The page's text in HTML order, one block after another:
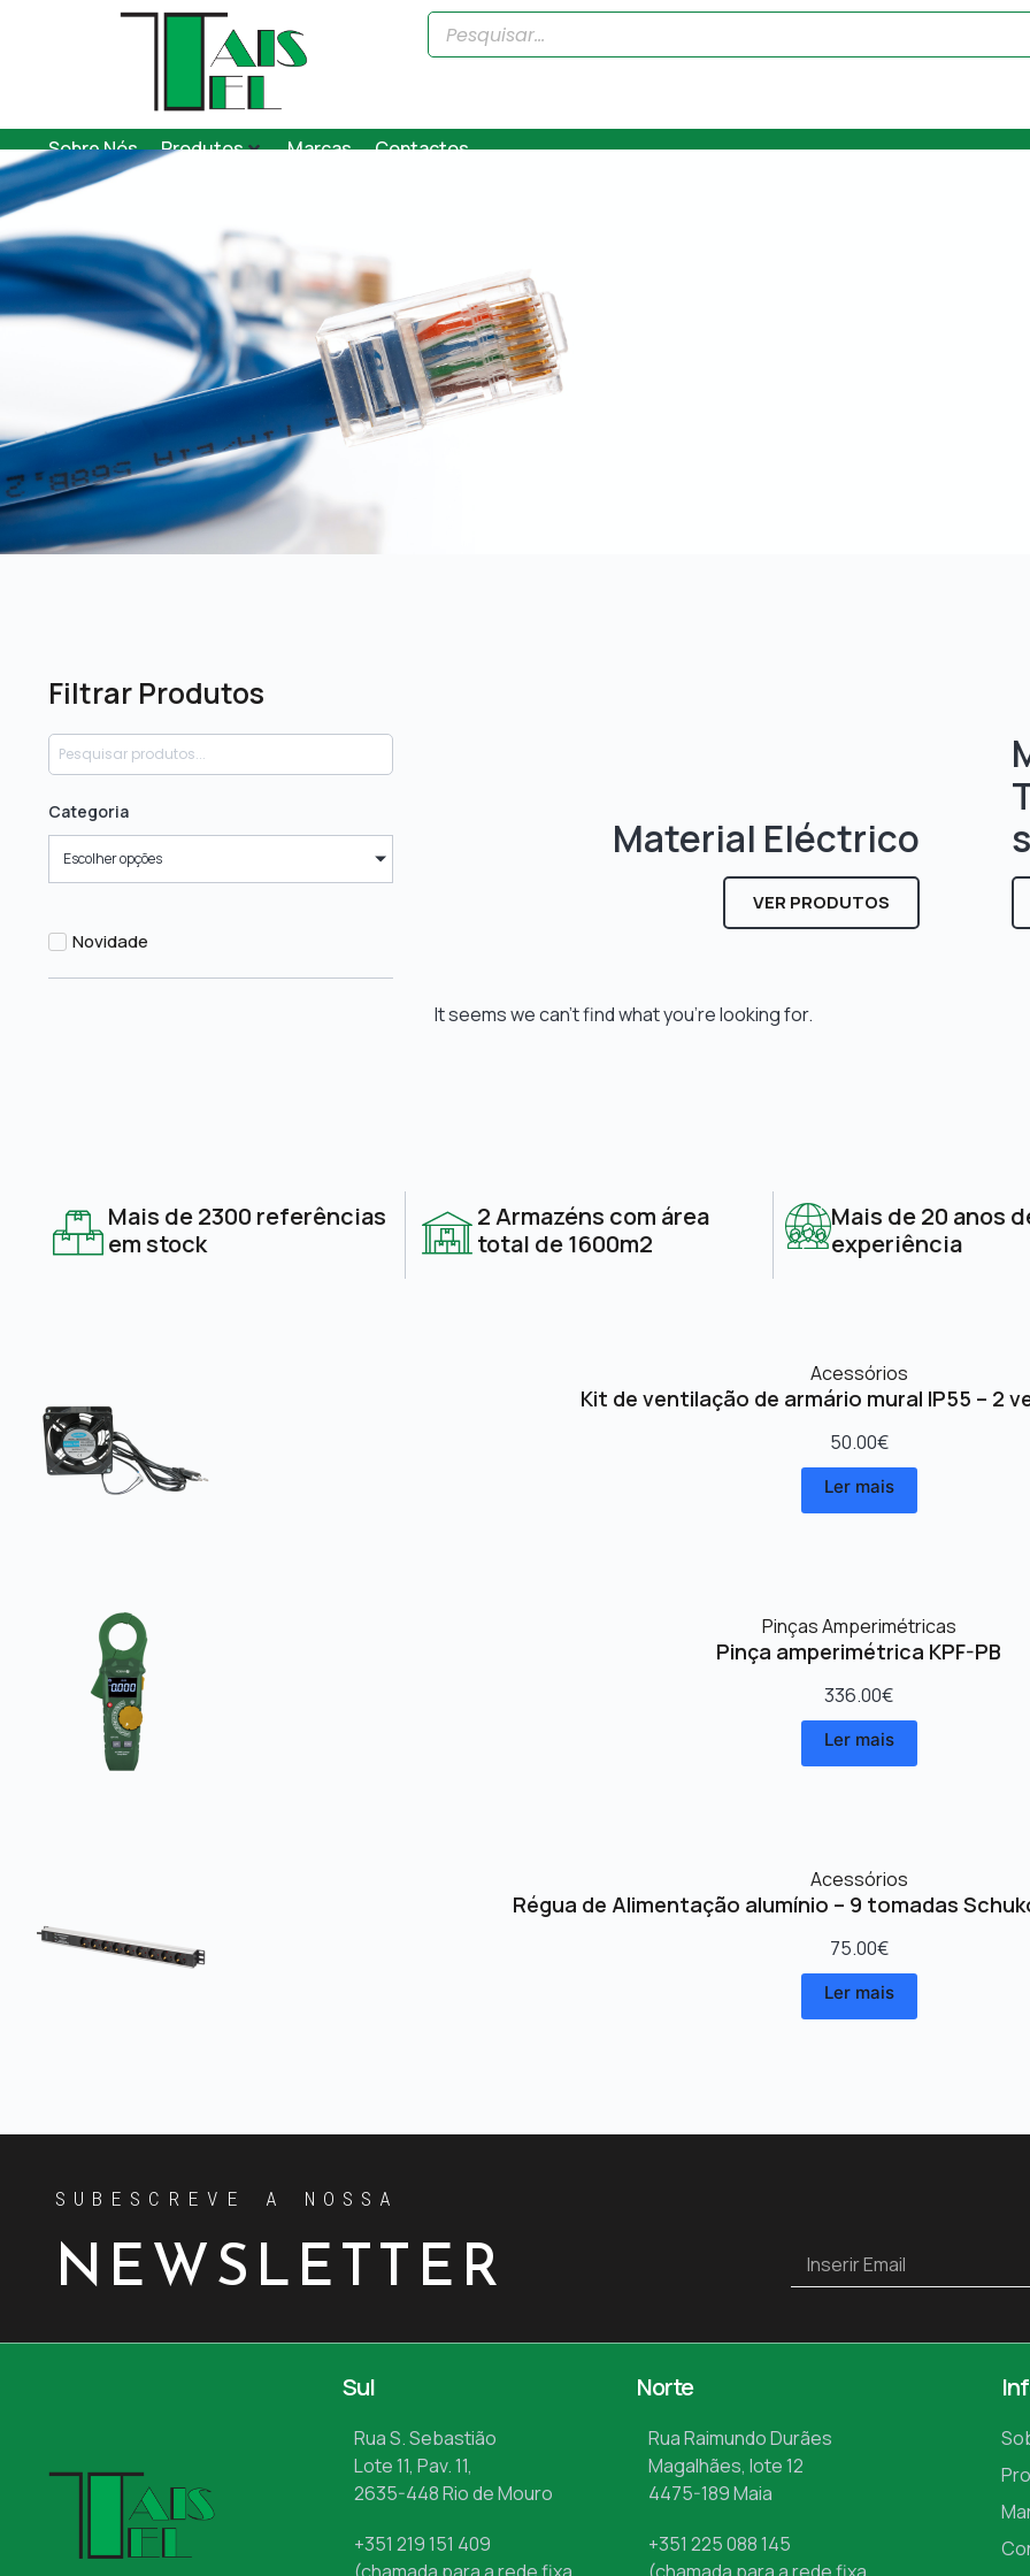
Sobre Nós Produtos Marcas Contactos
Filtrar Produtos
Categoria
Escolher opções
Novidade
Material Eléctrico
VER PRODUTOS
s
It seems we can't find what you're looking for.
Mais de 2300 referências
em stock
2 Armazéns com área
total de 1600m2
Mais de 20 anos
experiência
Acessórios
Kit de ventilação de armário mural IP55 – 2
50.00€
Ler mais
Pinças Amperimétricas
Pinça amperimétrica KPF-PB
336.00€
Ler mais
Acessórios
Régua de Alimentação alumínio – 9 tomadas
75.00€
Ler mais
SUBESCREVE A NOSSA
NEWSLETTER
Sul
Rua S. Sebastião
Lote 11, Pav. 11,
2635-448 Rio de Mouro
+351 219 151 409
Norte
Rua Raimundo Durães
Magalhães, lote 12
4475-189 Maia
+351 225 088 145